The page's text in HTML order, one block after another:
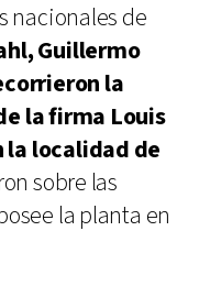
nacionales de
Guillermo
la
la firma Louis
la localidad de
sobre las
la planta en